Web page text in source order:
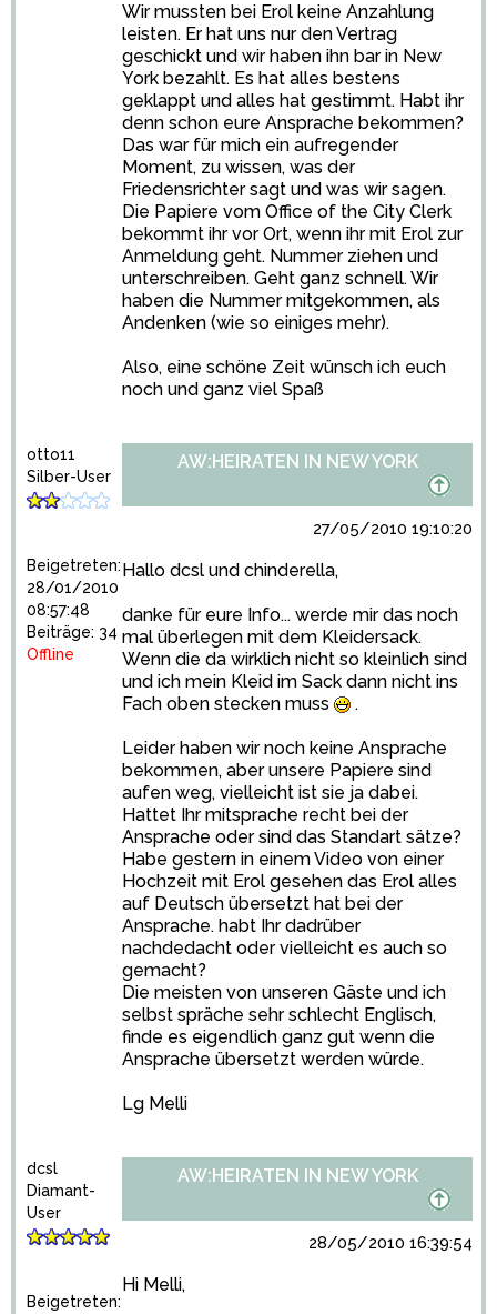
Wir mussten bei Erol keine Anzahlung
leisten. Er hat uns nur den Vertrag
geschickt und wir haben ihn bar in New
York bezahlt. Es hat alles bestens
geklappt und alles hat gestimmt. Habt ihr
denn schon eure Ansprache bekommen?
Das war für mich ein aufregender
Moment, zu wissen, was der
Friedensrichter sagt und was wir sagen.
Die Papiere vom Office of the City Clerk
bekommt ihr vor Ort, wenn ihr mit Erol zur
Anmeldung geht. Nummer ziehen und
unterschreiben. Geht ganz schnell. Wir
haben die Nummer mitgekommen, als
Andenken (wie so einiges mehr).
Also, eine schöne Zeit wünsch ich euch
noch und ganz viel Spaß
otto11
Silber-User
Beigetreten:
28/01/2010
08:57:48
Beiträge: 34
Offline
AW:HEIRATEN IN NEW YORK
27/05/2010 19:10:20
Hallo dcsl und chinderella,
danke für eure Info... werde mir das noch
mal überlegen mit dem Kleidersack.
Wenn die da wirklich nicht so kleinlich sind
und ich mein Kleid im Sack dann nicht ins
Fach oben stecken muss
.
Leider haben wir noch keine Ansprache
bekommen, aber unsere Papiere sind
aufen weg, vielleicht ist sie ja dabei.
Hattet Ihr mitsprache recht bei der
Ansprache oder sind das Standart sätze?
Habe gestern in einem Video von einer
Hochzeit mit Erol gesehen das Erol alles
auf Deutsch übersetzt hat bei der
Ansprache. habt Ihr dadrüber
nachdedacht oder vielleicht es auch so
gemacht?
Die meisten von unseren Gäste und ich
selbst spräche sehr schlecht Englisch,
finde es eigendlich ganz gut wenn die
Ansprache übersetzt werden würde.
Lg Melli
dcsl
Diamant-
User
Beigetreten:
AW:HEIRATEN IN NEW YORK
28/05/2010 16:39:54
Hi Melli,